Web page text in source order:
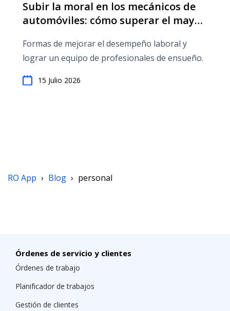
Subir la moral en los mecánicos de
automóviles: cómo superar el mayor
Formas de mejorar el desempeño laboral y
lograr un equipo de profesionales de ensueño.
15 Julio 2026
RO App › Blog › personal
Órdenes de servicio y clientes
Órdenes de trabajo
Planificador de trabajos
Gestión de clientes